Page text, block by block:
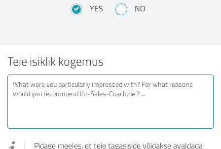
YES NO
Teie isiklik kogemus
Pidage meeles, et teie tagasiside võidakse avaldada